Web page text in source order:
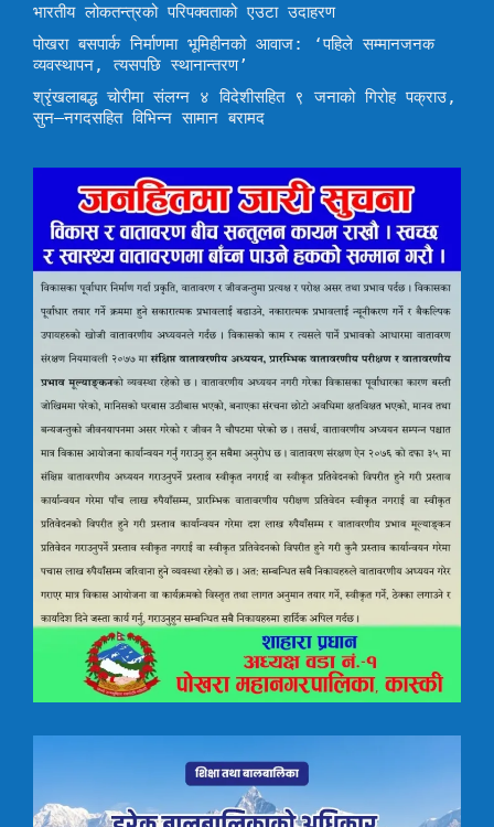
भारतीय लोकतन्त्रको परिपक्वताको एउटा उदाहरण
पोखरा बसपार्क निर्माणमा भूमिहीनको आवाज: ‘पहिले सम्मानजनक
व्यवस्थापन, त्यसपछि स्थानान्तरण’
श्रृंखलाबद्ध चोरीमा संलग्न ४ विदेशीसहित ९ जनाको गिरोह पक्राउ,
सुन–नगदसहित विभिन्न सामान बरामद